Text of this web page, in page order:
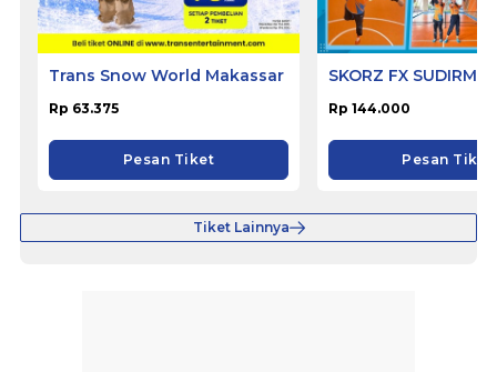
Trans Snow World Makassar
Rp 63.375
Pesan Tiket
SKORZ FX
Rp 144.000
Pesan Tiket
Tiket Lainnya